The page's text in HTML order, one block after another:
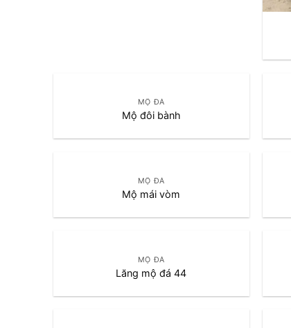
MỘ ĐÁ
Mộ đôi bành
MỘ ĐÁ
Mộ mái vòm
MỘ ĐÁ
Lăng mộ đá 44